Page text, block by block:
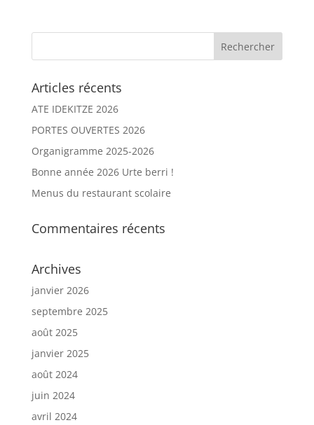
Articles récents
ATE IDEKITZE 2026
PORTES OUVERTES 2026
Organigramme 2025-2026
Bonne année 2026 Urte berri !
Menus du restaurant scolaire
Commentaires récents
Archives
janvier 2026
septembre 2025
août 2025
janvier 2025
août 2024
juin 2024
avril 2024